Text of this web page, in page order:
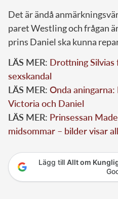
Det är ändå
paret Westling och frågan
prins Daniel ska kunna
LÄS MER: Drottning
sexskandal
LÄS MER: Onda
Victoria och Daniel
LÄS MER: Prinsessan
midsommar – bilder visar
Lägg till Allt om